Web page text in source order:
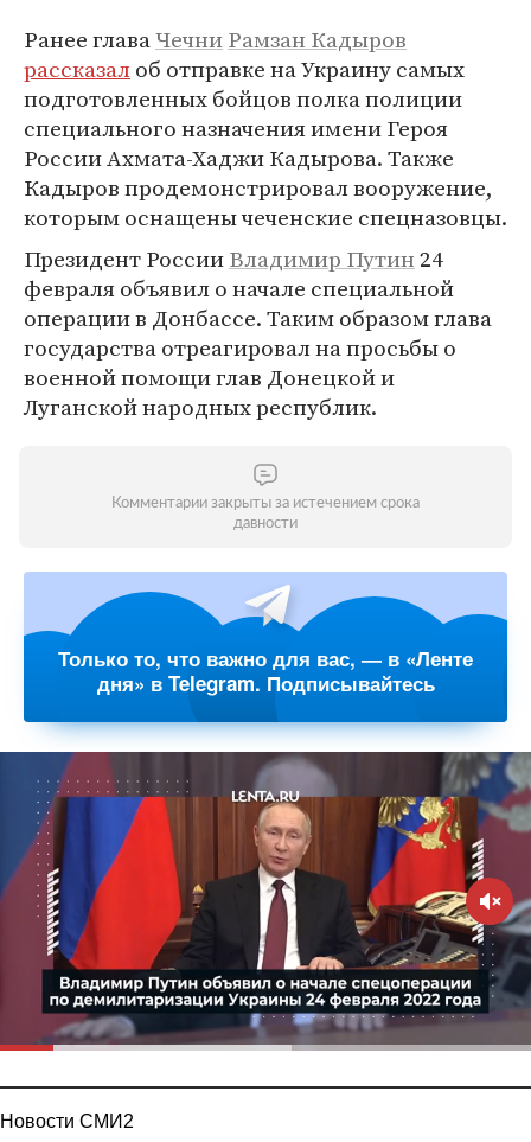
Ранее главаЧечниРамзан Кадыров
рассказалоб отправке на Украину самых
подготовленных бойцов полка полиции
специального назначения имени Героя
России Ахмата-Хаджи Кадырова. Также
Кадыров продемонстрировал вооружение,
которым оснащены чеченские спецназовцы.
Президент РоссииВладимир Путин24
февраля объявил о начале специальной
операции в Донбассе. Таким образом глава
государства отреагировал на просьбы о
военной помощи глав Донецкой и
Луганской народных республик.
Комментарии закрыты за истечением срока
давности
Только то, что важно для вас, — в «Ленте
дня» в Telegram. Подписывайтесь
Новости СМИ2